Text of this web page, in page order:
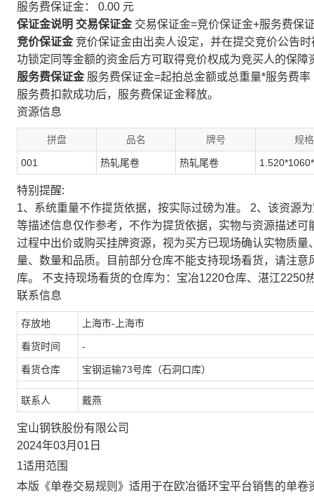
服务费保证金： 0.00 元
保证金说明 交易保证金 交易保证金=竞价保证金+服务费保
竞价保证金 竞价保证金由出卖人设定，并在提交竞价公告
功锁定同等金额的资金后方可取得竞价权成为竞买人的保障
服务费保证金 服务费保证金=起拍总金额或总重量*服务费率
服务费扣款成功后，服务费保证金释放。
资源信息
拼盘 品名 牌号 规格
001 热轧尾卷 热轧尾卷
特别提醒:
1、系统重量不作提货依据，按实际过磅为准。 2、该资源
等描述信息仅作参考，不作为提货依据，实物与资源描述
过程中出价或购买挂牌资源，视为买方已现场确认实物质
量、数量和品质。目前部分仓库不能支持现场看货，请注
库。 不支持现场看货的仓库为：宝冶1220仓库、湛江2250
联系信息
存放地 上海市-上海市
看货时间 -
看货仓库 宝钢运输73号库（石洞口库）
联系人 戴燕
宝山钢铁股份有限公司
2024年03月01日
1适用范围
本版《单卷交易规则》适用于在欧冶循环宝平台销售的单卷